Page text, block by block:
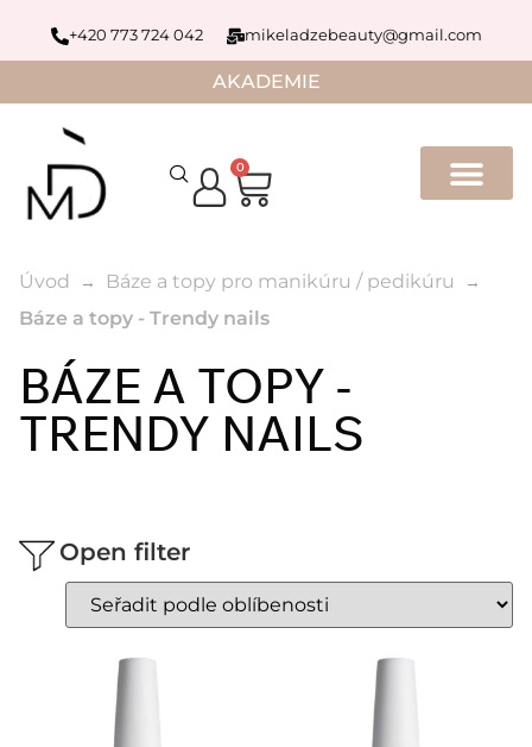
+420 773 724 042 mikeladzebeauty@gmail.com
AKADEMIE
0
Úvod
Báze a topy pro manikúru / pedikúru
Báze a topy - Trendy nails
BÁZE A TOPY -
TRENDY NAILS
Open filter